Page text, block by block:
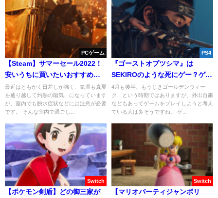
PCゲーム
【Steam】サマーセール2022！
安いうちに買いたいおすすめゲ
ームを紹介！
最近はともかく日差しが強く、気温も真夏
を通り越して灼熱の陽気、になっています
が、室内でも脱水症状などには注意が必要
です。 そんな室内で過ごし...
PS4
『ゴーストオブツシマ』は
SEKIROのような死にゲー？ゲー
ムの難しさを考察！
4月も後半、もうじきゴールデンウィー
ク、という時期ではありますが、外出自粛
などもあってゲームをプレイしようと考え
ている人は多そうですね。 ゲ...
Switch
【ポケモン剣盾】どの御三家が
Switch
【マリオパーティジャンボリ